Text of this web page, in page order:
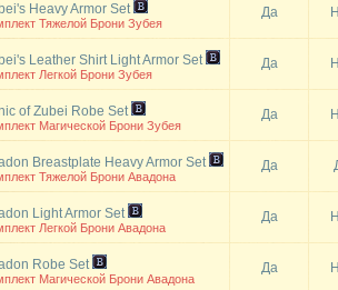
Heavy Armor Set
Тяжелой Брони Зубея
Да
Leather Shirt Light Armor Set
Легкой Брони Зубея
Да
of Zubei Robe Set
Магической Брони Зубея
Да
Breastplate Heavy Armor Set
Тяжелой Брони Авадона
Да
Light Armor Set
Легкой Брони Авадона
Да
Robe Set
Магической Брони Авадона
Да